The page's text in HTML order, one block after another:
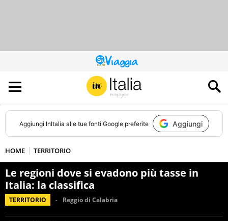
QUESTO
SITO
CONTRIBUISCE
ALL’AUDIENCE
DI
Aggiungi InItalia alle tue fonti Google preferite Aggiungi
HOME TERRITORIO
Le regioni dove si evadono più tasse in
Italia: la classifica
TERRITORIO Reggio di Calabria